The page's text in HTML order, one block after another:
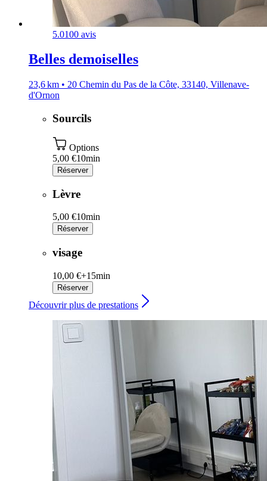
5.0100 avis
Belles demoiselles
23,6 km • 20 Chemin du Pas de la Côte, 33140, Villenave-
d'Ornon
Sourcils
Options
5,00 €10min
Réserver
Lèvre
5,00 €10min
Réserver
visage
10,00 €+15min
Réserver
Découvrir plus de prestations